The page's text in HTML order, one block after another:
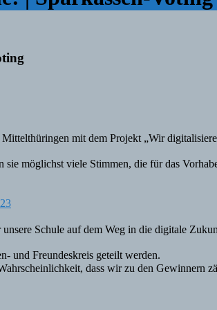
mit dem Projekt „Wir
möglichst viele Stimmen, die für das
Schule auf dem Weg in die digitale
und Freundeskreis geteilt werden.
dass wir zu den Gewinnern